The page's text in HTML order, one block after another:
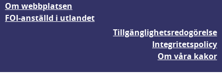
Om webbplatsen
FOI-anställd i utlandet
Tillgänglighetsredogörelse
Integritetspolicy
Om våra kakor